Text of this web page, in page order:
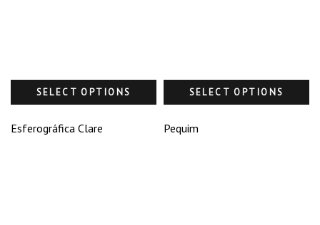
SELECT OPTIONS
Esferográfica Clare
SELECT OPTIONS
Pequim